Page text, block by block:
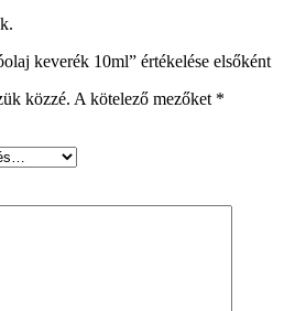
keverék 10ml” értékelése elsőként
közzé. A kötelező mezőket *